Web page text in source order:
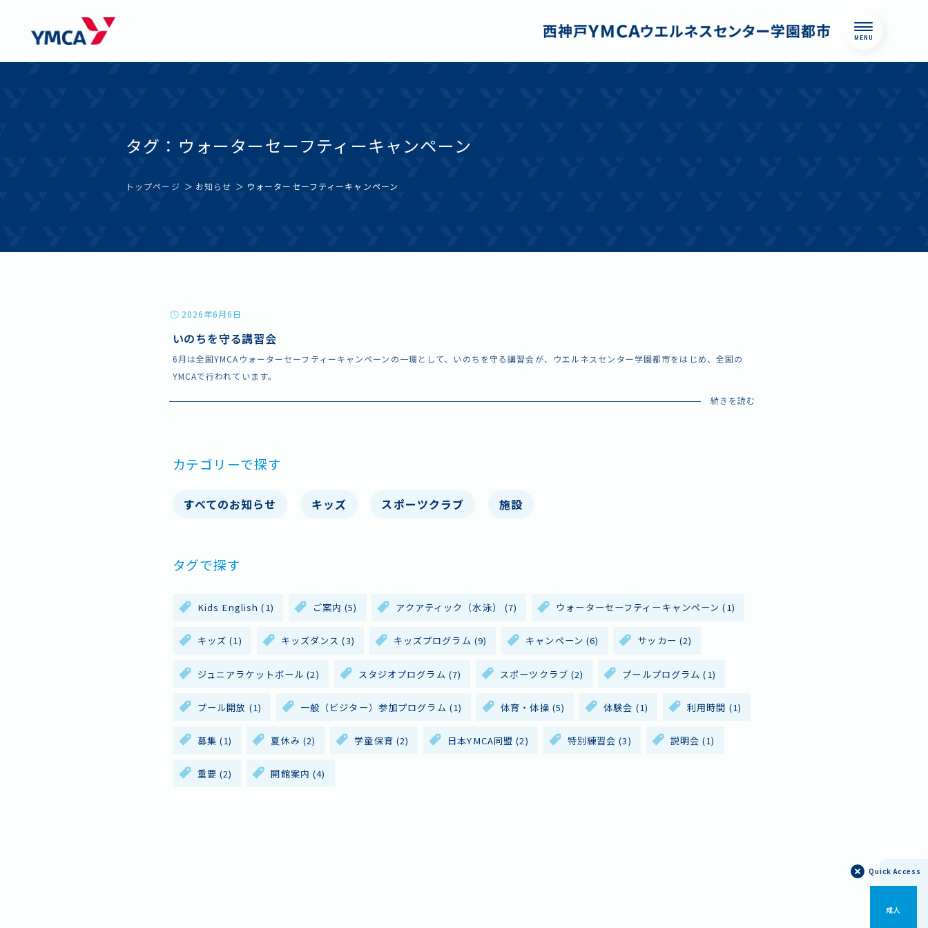
施設情報・アクセス よくあるご質問 お問い合わせ
スタッフ採用 ボランティア プライバシーポリシー
タグ：ウォーターセーフティーキャンペーン
トップページ お知らせ ウォーターセーフティーキャンペーン
2026年6月6日
いのちを守る講習会
6月は全国YMCAウォーターセーフティーキャンペーンの一環として、いのちを守る講習会が、ウエルネスセンター学園都市をはじめ、全国の
YMCAで行われています。
カテゴリーで探す
すべてのお知らせ キッズ スポーツクラブ 施設
タグで探す
Kids English (1) ご案内 (5) アクアティック（水泳） (7) ウォーターセーフティーキャンペーン (1)
キッズ (1) キッズダンス (3) キッズプログラム (9) キャンペーン (6) サッカー (2)
ジュニアラケットボール (2) スタジオプログラム (7) スポーツクラブ (2) プールプログラム (1)
プール開放 (1) 一般（ビジター）参加プログラム (1) 体育・体操 (5) 体験会 (1) 利用時間 (1)
募集 (1) 夏休み (2) 学童保育 (2) 日本YMCA同盟 (2) 特別練習会 (3) 説明会 (1)
重要 (2) 開館案内 (4)
Quick Access
成人